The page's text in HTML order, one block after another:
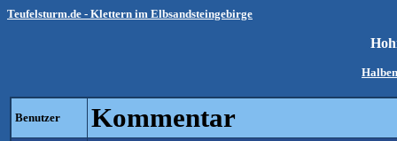
Teufelsturm.de - Klettern im Elbsandsteingebirge
Benutzer Kommentar